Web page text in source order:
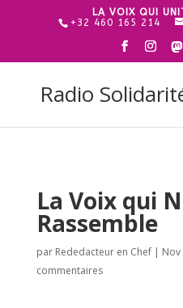
LA VOIX QUI
+32 460 165 214
Radio
La Voix qui
Rassemble
par Rededacteur en Chef| Nov
commentaires